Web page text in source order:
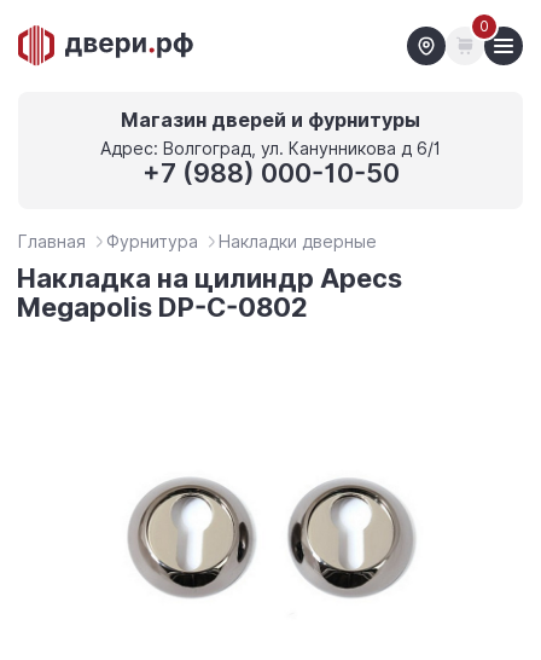
0
Магазин дверей и фурнитуры
Адрес: Волгоград, ул. Канунникова д 6/1
+7 (988) 000-10-50
Главная Фурнитура Накладки дверные
Накладка на цилиндр Apecs
Megapolis DP-C-0802